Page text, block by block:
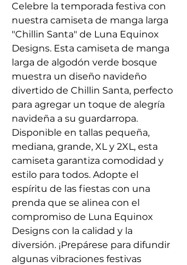
Celebre la temporada festiva con
nuestra camiseta de manga larga
"Chillin Santa" de Luna Equinox
Designs. Esta camiseta de manga
larga de algodón verde bosque
muestra un diseño navideño
divertido de Chillin Santa, perfecto
para agregar un toque de alegría
navideña a su guardarropa.
Disponible en tallas pequeña,
mediana, grande, XL y 2XL, esta
camiseta garantiza comodidad y
estilo para todos. Adopte el
espíritu de las fiestas con una
prenda que se alinea con el
compromiso de Luna Equinox
Designs con la calidad y la
diversión. ¡Prepárese para difundir
algunas vibraciones festivas